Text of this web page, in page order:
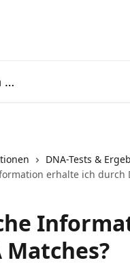
DNA-Tests &
erhalte ich durch
Matches?